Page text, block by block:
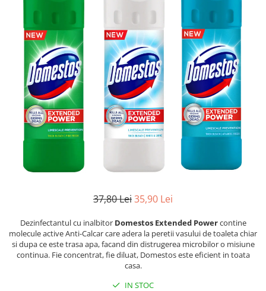
Soluții anticalcar, piatră și rugină
Soluții desfundat țevi
Hârtie igienică
Detergenți diverse suprafețe
Sticlă și ferestre
Covoare și tapițerii
Mobilier
Inox
Dezinfectanți suprafețe
Gresie, piatră și granit
Universal
Detergenți rufe
Roll-on
Igienă orală
Apă de gură
Pastă de dinți
Produse pentru ras
After Shave
Cremă de ras
Gel de ras
Produse pentru ten
Șervețele demachiante
Îngrijire bebeluși
Șervețele umede
37,80 Lei35,90 Lei
Dezinfectantul cu inalbitor Domestos Extended Powercontine
molecule active Anti-Calcar care adera la peretii vasului de toaleta chiar
si dupa ce este trasa apa, facand din distrugerea microbilor o misiune
continua. Fie concentrat, fie diluat, Domestos este eficient in toata
casa.
IN STOC